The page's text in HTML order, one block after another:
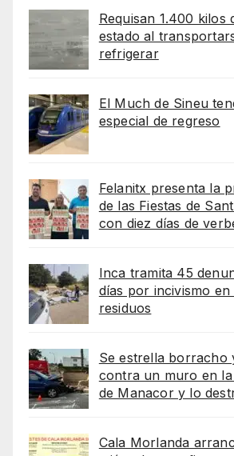
Requisan 1.400 kilos
estado al
refrigerar
El Much de Sineu
especial de regreso
Felanitx presenta la
de las Fiestas de
con diez días de
Inca tramita 45
días por incivismo en
residuos
Se estrella borracho
contra un muro en
de Manacor y lo
Cala Morlanda